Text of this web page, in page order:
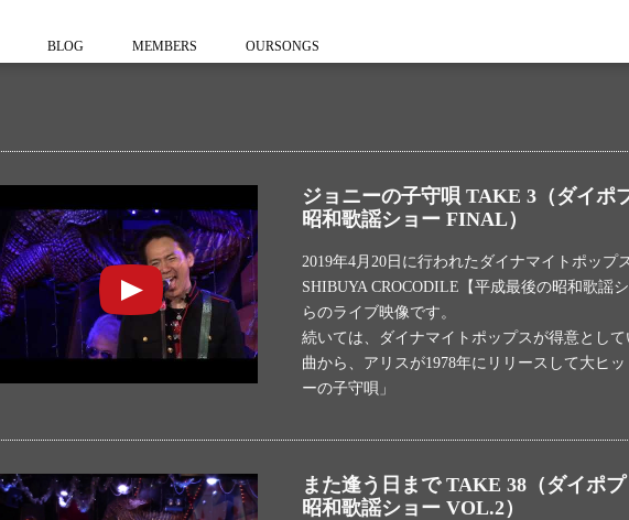
BLOG MEMBERS OURSONGS
ジョニーの子守唄 TAKE 3（ダイポ
昭和歌謡ショー FINAL）
2019年4月20日に行われたダイナマイトポップ
SHIBUYA CROCODILE【平成最後の昭和歌謡
らのライブ映像です。
続いては、ダイナマイトポップスが得意とし
曲から、アリスが1978年にリリースして大ヒ
ーの子守唄」
また逢う日まで TAKE 38（ダイポ
昭和歌謡ショー VOL.2）